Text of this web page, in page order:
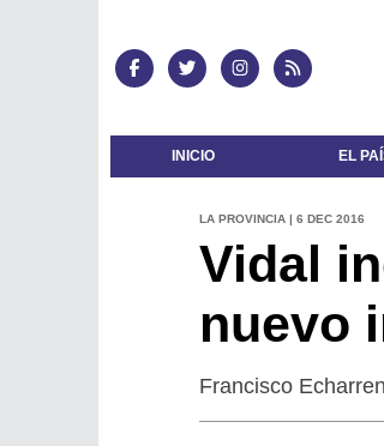
INICIO EL
LA PROVINCIA | 6 DEC 2016
Vidal
nuevo
Francisco